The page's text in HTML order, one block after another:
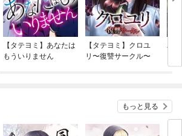
【タテヨミ】あなたは
もういりません
【タテヨミ】クロユ
リ〜復讐サークル〜
バ
今
もっと見る